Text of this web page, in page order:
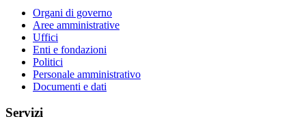
Organi di governo
Aree amministrative
Uffici
Enti e fondazioni
Politici
Personale amministrativo
Documenti e dati
Servizi